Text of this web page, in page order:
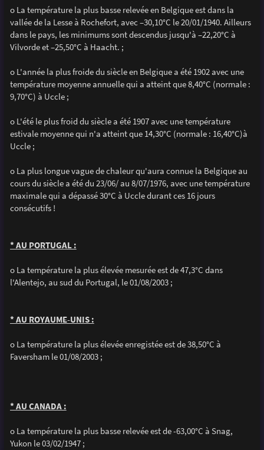
o La température la plus basse relevée en Belgique est dans la
vallée de la Lesse à Rochefort, avec –30,10°C le 20/01/1940. Ailleurs
dans le pays, les minimums sont descendus jusqu'à –22,20°C à
Vilvorde et –25,50°C à Haacht. ;
o L'année la plus froide du siècle en Belgique a été 1902 avec une
température moyenne annuelle qui a atteint que 8,40°C (normale :
9,70°C) à Uccle ;
o L'été le plus froid du siècle a été 1907 avec une température
estivale moyenne qui n'a atteint que 14,30°C (normale : 16,40°C)à
Uccle ;
o La plus longue vague de chaleur qu'aura connue la Belgique au
cours du siècle a été du 23/06/ au 8/07/1976, avec une température
maximale qui a dépassé 30°C à Uccle durant ces 16 jours
consécutifs !
* AU PORTUGAL :
o La température la plus élevée mesurée est de 47,3°C dans
l'Alentejo, au sud du Portugal, le 01/08/2003 ;
* AU ROYAUME-UNIS :
o La température la plus élevée enregistée est de 38,50°C à
Faversham le 01/08/2003 ;
* AU CANADA :
o La température la plus basse relevée est de -63,00°C à Snag,
Yukon le 03/02/1947 ;